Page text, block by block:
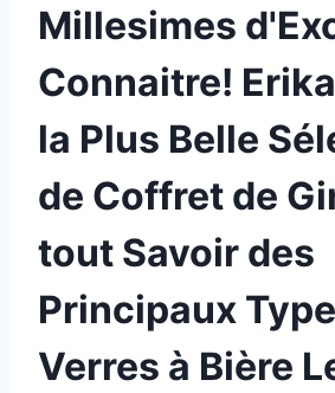
Millesimes
Connaitre!
la Plus Belle
de Coffret de
tout Savoir des
Principaux
Verres à Bière